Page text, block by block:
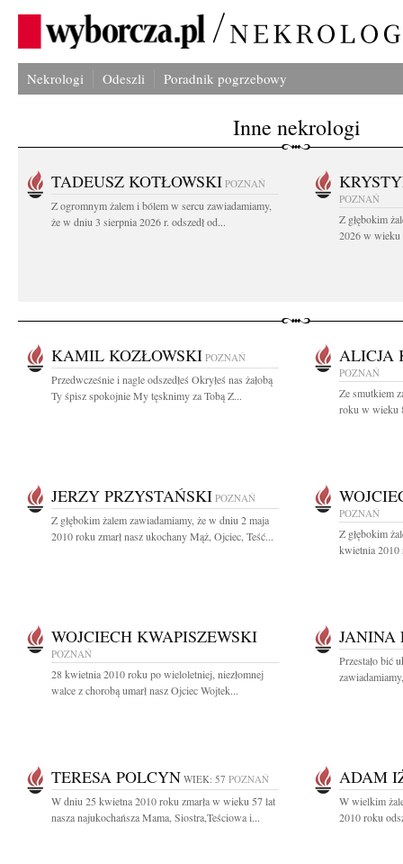
Nekrologi Odeszli Poradnik pogrzebowy
Inne nekrologi
TADEUSZ KOTŁOWSKI POZNAŃ
Z ogromnym żalem i bólem w sercu zawiadamiamy,
że w dniu 3 sierpnia 2026 r. odszedł od...
POZNAŃ
Z głębokim
2026 w wieku
KAMIL KOZŁOWSKI POZNAŃ
Przedwcześnie i nagle odszedłeś Okryłeś nas żałobą
Ty śpisz spokojnie My tęsknimy za Tobą Z...
ALICJA
POZNAŃ
Ze smutkiem
roku w wieku
JERZY PRZYSTAŃSKI POZNAŃ
Z głębokim żalem zawiadamiamy, że w dniu 2 maja
2010 roku zmarł nasz ukochany Mąż, Ojciec, Teść...
POZNAŃ
Z głębokim
kwietnia 2010
WOJCIECH KWAPISZEWSKI
POZNAŃ
28 kwietnia 2010 roku po wieloletniej, niezłomnej
walce z chorobą umarł nasz Ojciec Wojtek...
JANINA
Przestało bić
TERESA POLCYN WIEK: 57 POZNAŃ
W dniu 25 kwietna 2010 roku zmarła w wieku 57 lat
nasza najukochańsza Mama, Siostra,Teściowa i...
ADAM
W wielkim
2010 roku